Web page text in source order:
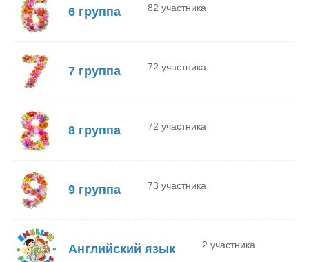
6 группа 82 участника
7 группа 72 участника
8 группа 72 участника
9 группа 73 участника
Английский язык 2 участника